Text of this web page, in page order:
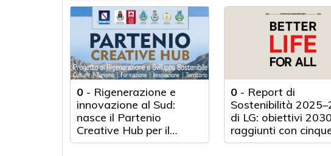
0 - Rigenerazione e
innovazione al Sud:
nasce il Partenio
Creative Hub per il
rilancio del territorio
0- Report di
Sostenibilità
di LG: obiettivi 2030
raggiunti con
anni d'anticipo